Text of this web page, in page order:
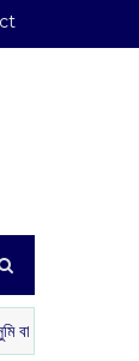
ভারী বৃষ্টির